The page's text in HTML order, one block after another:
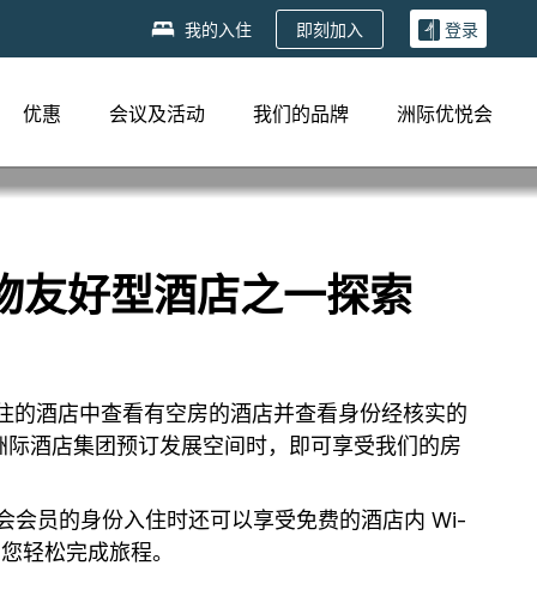
我的入住 即刻加入 登录
优惠 会议及活动 我们的品牌 洲际优悦会
友好型酒店之一探索
酒店中查看有空房的酒店并查看身份经核实的
酒店集团预订发展空间时，即可享受我们的房
会员的身份入住时还可以享受免费的酒店内 Wi-
轻松完成旅程。